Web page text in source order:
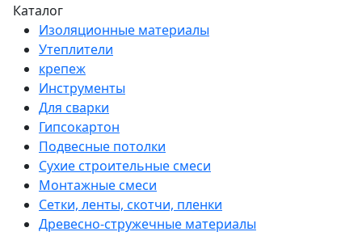
Каталог
Изоляционные материалы
Утеплители
крепеж
Инструменты
Для сварки
Гипсокартон
Подвесные потолки
Сухие строительные смеси
Монтажные смеси
Сетки, ленты, скотчи, пленки
Древесно-стружечные материалы